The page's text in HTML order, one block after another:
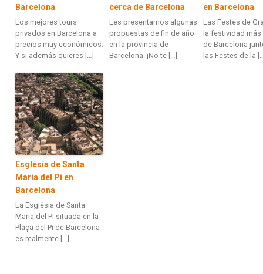
Barcelona
Los mejores tours
privados en Barcelona a
precios muy económicos.
Y si además quieres […]
cerca de Barcelona
Les presentamos algunas
propuestas de fin de año
en la provincia de
Barcelona. ¡No te […]
en Barcelona
Las Festes de
la festividad
de Barcelona
las Festes de la
Església de Santa
Maria del Pi en
Barcelona
La Església de Santa
Maria del Pi situada en la
Plaça del Pi de Barcelona
es realmente […]